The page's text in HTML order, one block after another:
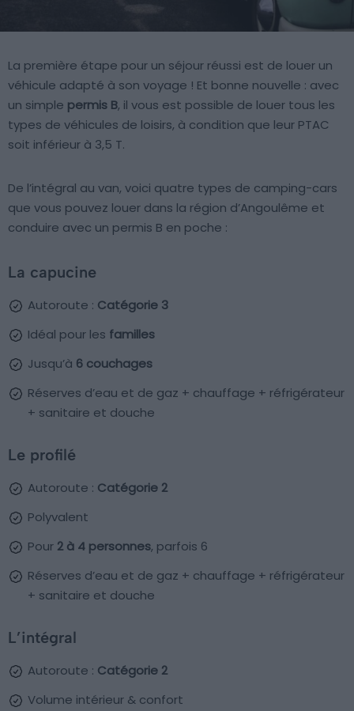
La première étape pour un séjour réussi est de louer un
véhicule adapté à son voyage ! Et bonne nouvelle : avec
un simple permis B, il vous est possible de louer tous les
types de véhicules de loisirs, à condition que leur PTAC
soit inférieur à 3,5 T.
De l’intégral au van, voici quatre types de camping-cars
que vous pouvez louer dans la région d’Angoulême et
conduire avec un permis B en poche :
La capucine
Autoroute : Catégorie 3
Idéal pour les familles
Jusqu’à 6 couchages
Réserves d’eau et de gaz + chauffage + réfrigérateur
+ sanitaire et douche
Le profilé
Autoroute : Catégorie 2
Polyvalent
Pour 2 à 4 personnes, parfois 6
Réserves d’eau et de gaz + chauffage + réfrigérateur
+ sanitaire et douche
L’intégral
Autoroute : Catégorie 2
Volume intérieur & confort